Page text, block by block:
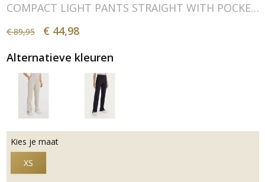
COMPACT LIGHT PANTS STRAIGHT WITH POCKETS
€ 89,95
€ 44,98
Alternatieve kleuren
Kies je maat
XS